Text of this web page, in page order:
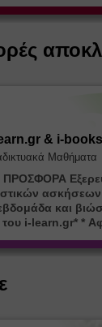
& i-
Μαθήματα
ασκήσεων
και
i-learn.gr* *